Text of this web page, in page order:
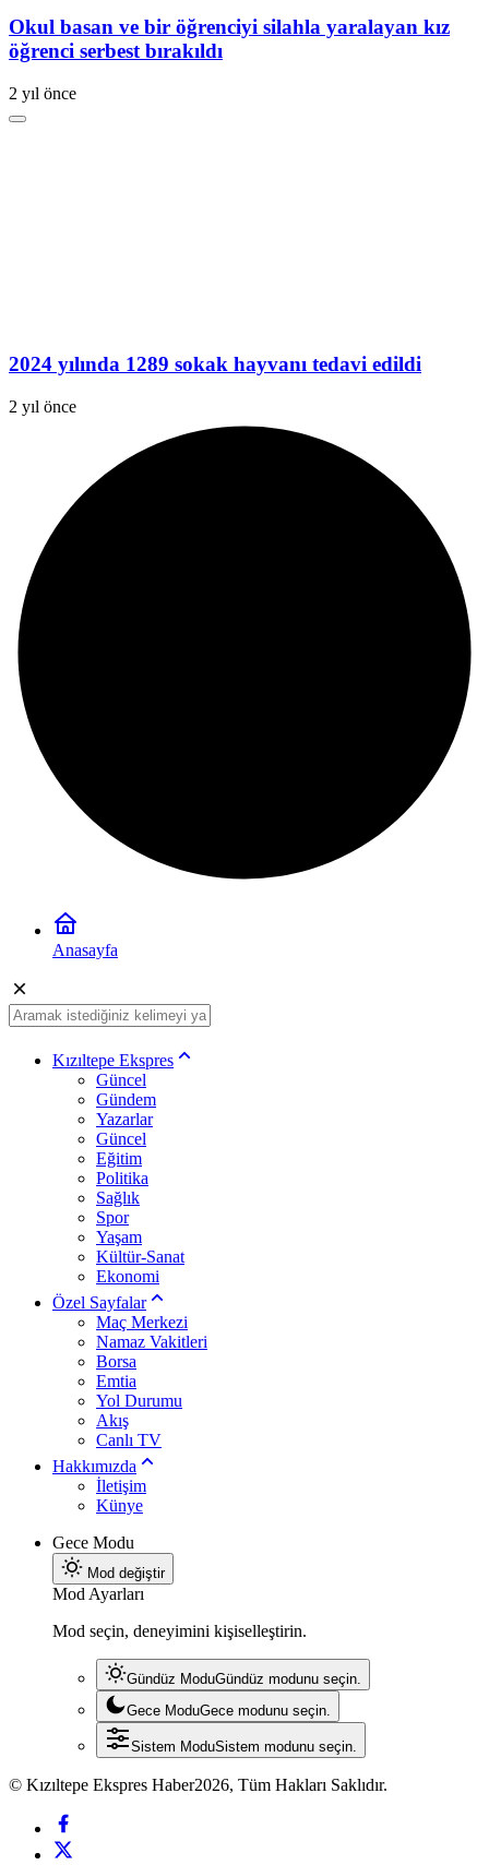
Okul basan ve bir öğrenciyi silahla yaralayan kız
öğrenci serbest bırakıldı
2 yıl önce
2024 yılında 1289 sokak hayvanı tedavi edildi
2 yıl önce
Anasayfa
Kızıltepe Ekspres
Güncel
Gündem
Yazarlar
Güncel
Eğitim
Politika
Sağlık
Spor
Yaşam
Kültür-Sanat
Ekonomi
Özel Sayfalar
Maç Merkezi
Namaz Vakitleri
Borsa
Emtia
Yol Durumu
Akış
Canlı TV
Hakkımızda
İletişim
Künye
Gece Modu
Mod değiştir
Mod Ayarları
Mod seçin, deneyimini kişiselleştirin.
Gündüz ModuGündüz modunu seçin.
Gece ModuGece modunu seçin.
Sistem ModuSistem modunu seçin.
© Kızıltepe Ekspres Haber2026, Tüm Hakları Saklıdır.